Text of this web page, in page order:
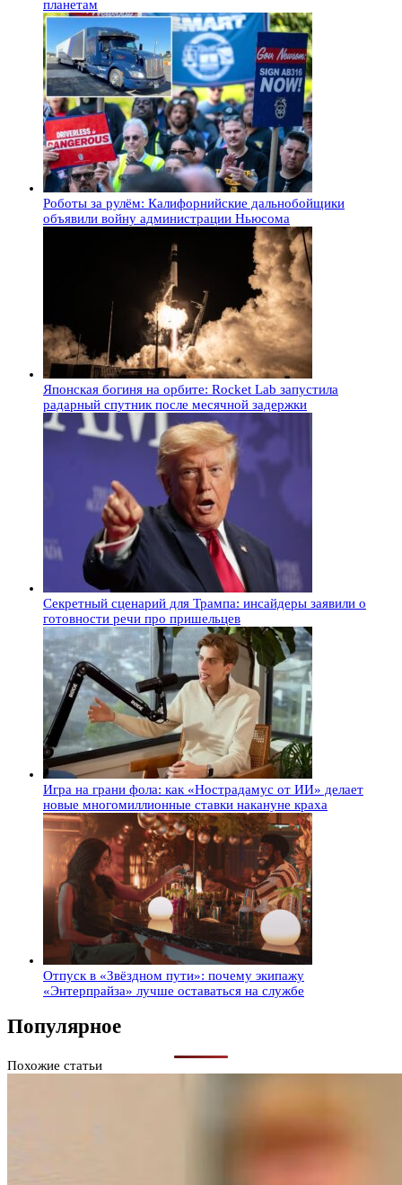
планетам
Роботы за рулём: Калифорнийские дальнобойщики
объявили войну администрации Ньюсома
Японская богиня на орбите: Rocket Lab запустила
радарный спутник после месячной задержки
Секретный сценарий для Трампа: инсайдеры заявили о
готовности речи про пришельцев
Игра на грани фола: как «Нострадамус от ИИ» делает
новые многомиллионные ставки накануне краха
Отпуск в «Звёздном пути»: почему экипажу
«Энтерпрайза» лучше оставаться на службе
Популярное
Похожие статьи